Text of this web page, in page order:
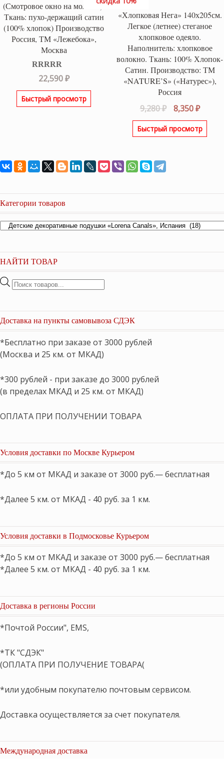
(Смотровое окно на молнии).
Ткань: пухо-держащий сатин
(100% хлопок) Производство
Россия, ТМ «Лежебока»,
Москва
Оценка5.00
из 5
22,590₽
Быстрый просмотр
«Хлопковая Нега» 140х205см.
Легкое (летнее) стеганое
хлопковое одеяло.
Наполнитель: хлопковое
волокно. Ткань: 100% Хлопок-
Сатин. Производство: ТМ
«NATURE’S» («Натурес»),
Россия
9,280₽
цена
составляла
8,350₽
цена:
8,350
Быстрый просмотр
Категории товаров
НАЙТИ ТОВАР
Поиск
Доставка на пункты самовывоза СДЭК
*Бесплатно при заказе от 3000 рублей
(Москва и 25 км. от МКАД)
*300 рублей - при заказе до 3000 рублей
(в пределах МКАД и 25 км. от МКАД)
ОПЛАТА ПРИ ПОЛУЧЕНИИ ТОВАРА
Условия доставки по Москве Курьером
*До 5 км от МКАД и заказе от 3000 руб.— бесплатная
*Далее 5 км. от МКАД - 40 руб. за 1 км.
Условия доставки в Подмосковье Курьером
*До 5 км от МКАД и заказе от 3000 руб.— бесплатная
*Далее 5 км. от МКАД - 40 руб. за 1 км.
Доставка в регионы России
*Почтой России", EMS,
*ТК "СДЭК"
(ОПЛАТА ПРИ ПОЛУЧЕНИЕ ТОВАРА(
*или удобным покупателю почтовым сервисом.
Доставка осуществляется за счет покупателя.
Международная доставка